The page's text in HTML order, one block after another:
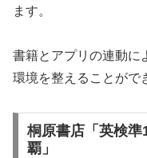
ます。
書籍とアプリの連動に
環境を整えることがで
桐原書店「英検準
覇」